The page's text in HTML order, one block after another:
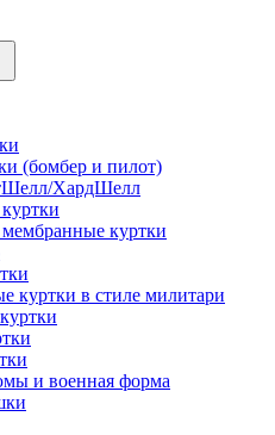
(бомбер и пилот)
ХардШелл
куртки
куртки в стиле милитари
и военная форма